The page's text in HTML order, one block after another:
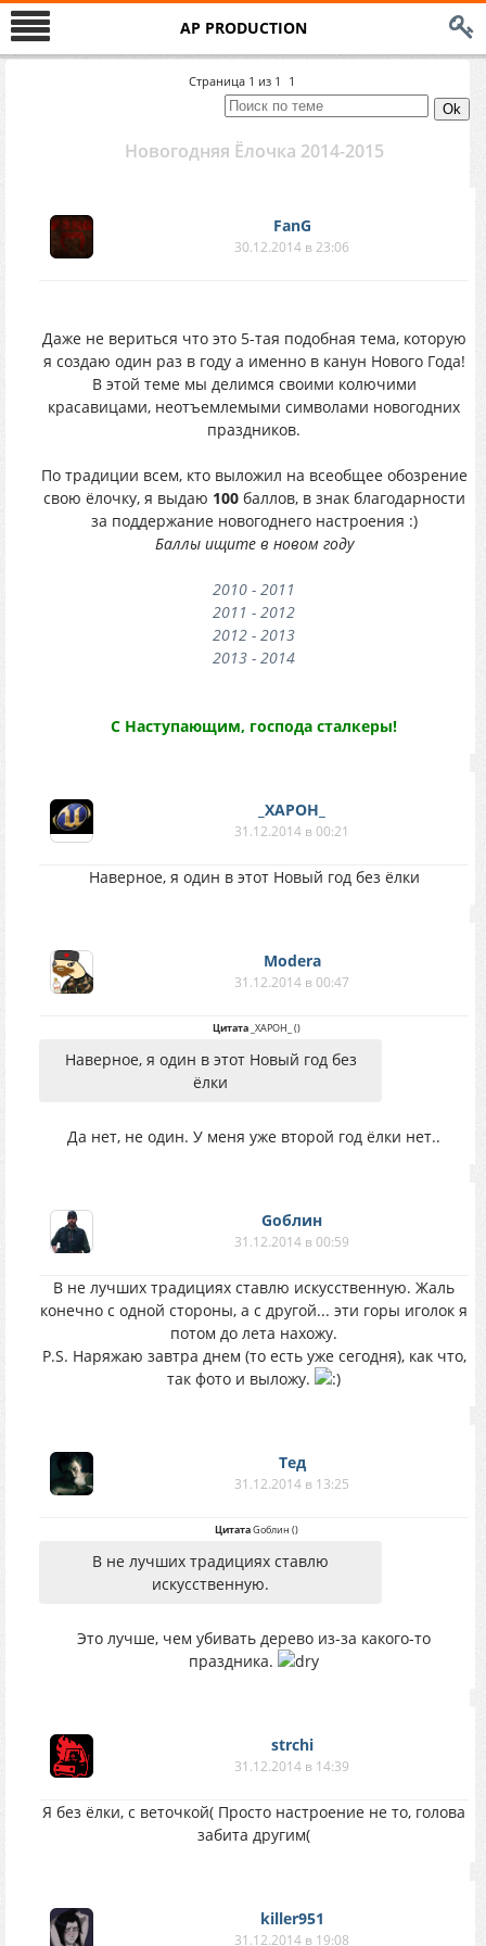
AP PRODUCTION
Страница 1 из 1 1
Новогодняя Ёлочка 2014-2015
FanG
30.12.2014 в 23:06
Даже не вериться что это 5-тая подобная тема, которую
я создаю один раз в году а именно в канун Нового Года!
В этой теме мы делимся своими колючими
красавицами, неотъемлемыми символами новогодних
праздников.
По традиции всем, кто выложил на всеобщее обозрение
свою ёлочку, я выдаю 100баллов, в знак благодарности
за поддержание новогоднего настроения :)
Баллы ищите в новом году
2010 - 2011
2011 - 2012
2012 - 2013
2013 - 2014
С Наступающим, господа сталкеры!
_XAPOH_
31.12.2014 в 00:21
Наверное, я один в этот Новый год без ёлки
Modera
31.12.2014 в 00:47
Цитата _XAPOH_ ()
Наверное, я один в этот Новый год без
ёлки
Да нет, не один. У меня уже второй год ёлки нет..
Gоблин
31.12.2014 в 00:59
В не лучших традициях ставлю искусственную. Жаль
конечно с одной стороны, а с другой... эти горы иголок я
потом до лета нахожу.
P.S. Наряжаю завтра днем (то есть уже сегодня), как что,
так фото и выложу.
Тед
31.12.2014 в 13:25
ЦитатаGоблин ()
В не лучших традициях ставлю
искусственную.
Это лучше, чем убивать дерево из-за какого-то
праздника.
strchi
31.12.2014 в 14:39
Я без ёлки, с веточкой( Просто настроение не то, голова
забита другим(
killer951
31.12.2014 в 19:08